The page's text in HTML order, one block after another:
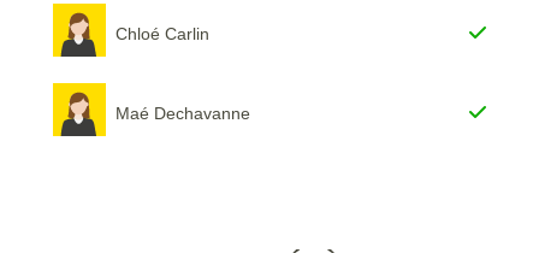
Chloé Carlin
Maé Dechavanne